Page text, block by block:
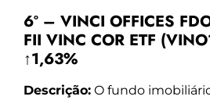
6º – VINCI OFFICES
FII VINC COR ETF
↑1,63%
Descrição: O fundo